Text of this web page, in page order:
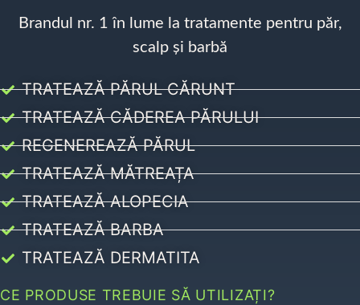
Brandul nr. 1 în lume la tratamente pentru păr,
scalp și barbă
TRATEAZĂ PĂRUL CĂRUNT
TRATEAZĂ CĂDEREA PĂRULUI
REGENEREAZĂ PĂRUL
TRATEAZĂ MĂTREAȚA
TRATEAZĂ ALOPECIA
TRATEAZĂ BARBA
TRATEAZĂ DERMATITA
CE PRODUSE TREBUIE SĂ UTILIZAȚI?